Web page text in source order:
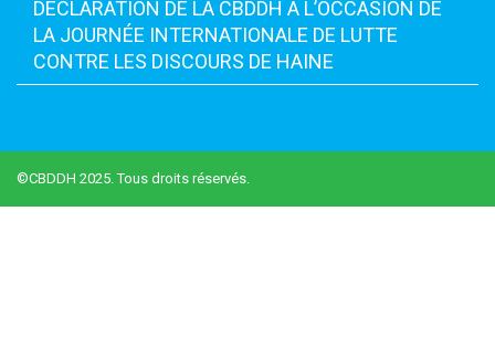
DECLARATION DE LA CBDDH A L’OCCASION DE
LA JOURNÉE INTERNATIONALE DE LUTTE
CONTRE LES DISCOURS DE HAINE
©CBDDH 2025. Tous droits réservés.